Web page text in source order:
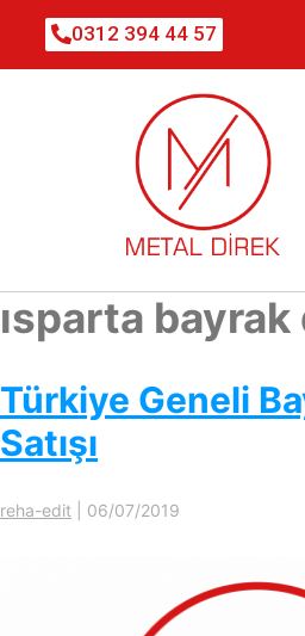
0312 394 44 57
ısparta
Türkiye Geneli
Satışı
reha-edit 06/07/2019